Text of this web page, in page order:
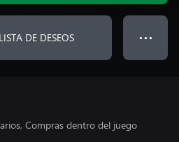
DE DESEOS ● ● ●
Compras dentro del juego